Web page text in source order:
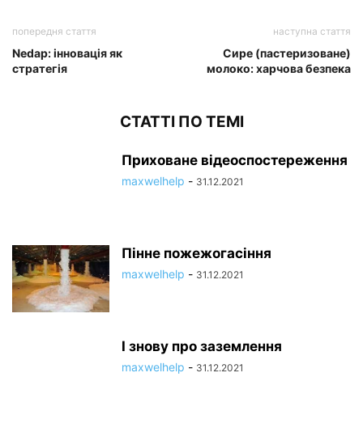
попередня стаття
Nedap: інновація як
стратегія
наступна стаття
Сире (пастеризоване)
молоко: харчова безпека
СТАТТІ ПО ТЕМІ
Приховане відеоспостереження
maxwelhelp - 31.12.2021
Пінне пожежогасіння
maxwelhelp - 31.12.2021
І знову про заземлення
maxwelhelp - 31.12.2021